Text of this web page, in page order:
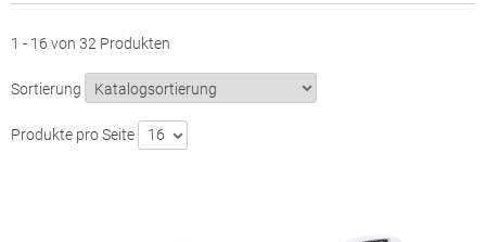
1 - 16 von 32 Produkten
Sortierung
Produkte pro Seite 16